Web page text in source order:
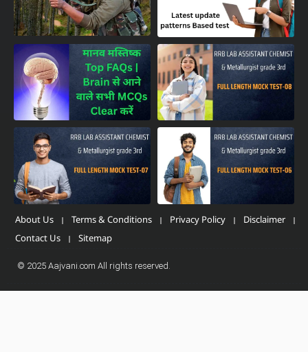
About Us Terms & Conditions Privacy Policy
Disclaimer
Contact Us
Sitemap
© 2025 Aajvani.com All rights reserved.